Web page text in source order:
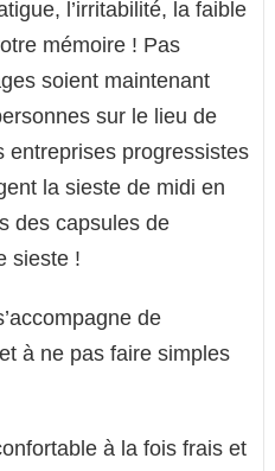
l’irritabilité, la faible
mémoire ! Pas
soient maintenant
sur le lieu de
entreprises progressistes
la sieste de midi en
des capsules de
sieste !
de
à ne pas faire simples
à la fois frais et